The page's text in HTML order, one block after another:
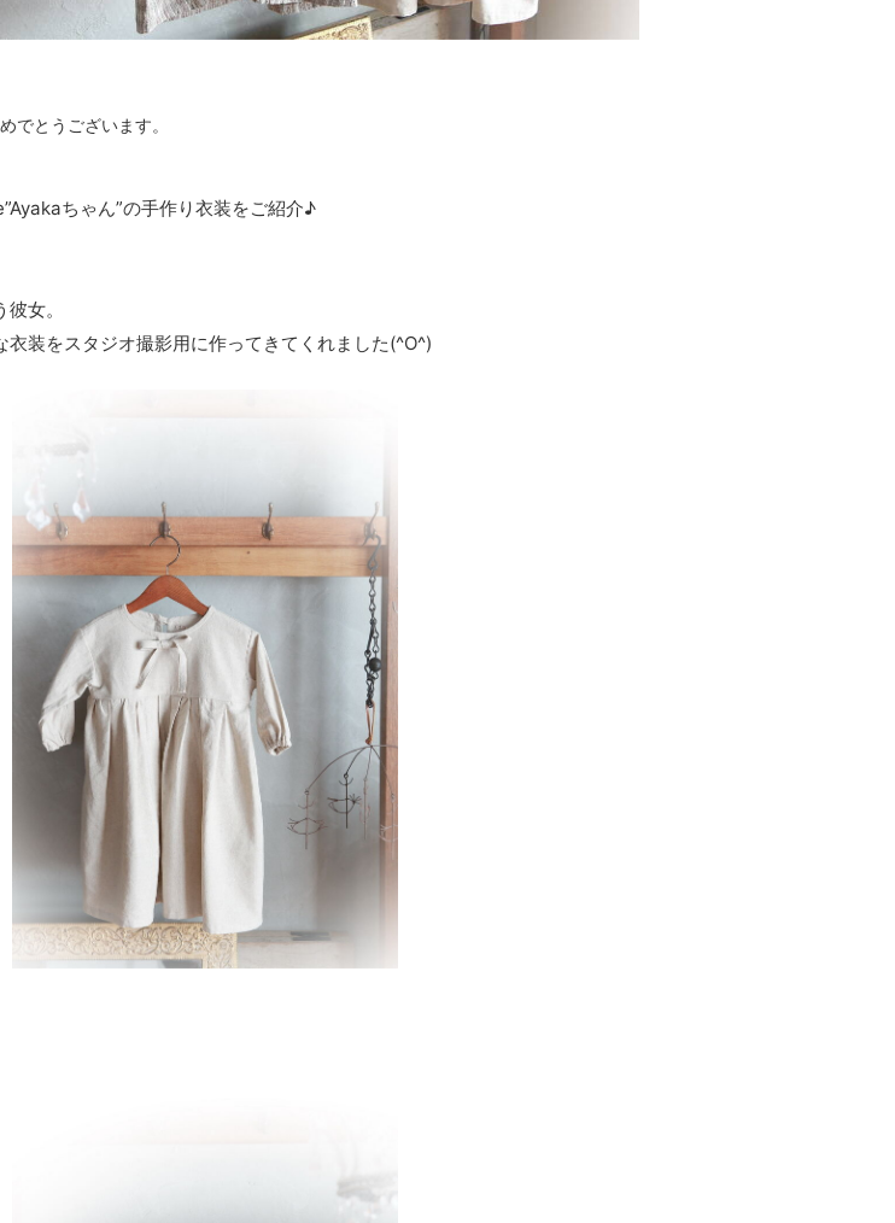
とうございます。
ちゃん”の手作り衣装をご紹介♪
女。
装をスタジオ撮影用に作ってきてくれました(^O^)